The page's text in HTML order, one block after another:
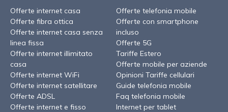
Offerte internet casa
Offerte fibra ottica
Offerte internet casa senza
linea fissa
Offerte internet illimitato
casa
Offerte internet WiFi
Offerte internet satellitare
Offerte ADSL
Offerte internet e fisso
Offerte telefonia mobile
Offerte con smartphone
incluso
Offerte 5G
Tariffe Estero
Offerte mobile per aziende
Opinioni Tariffe cellulari
Guide telefonia mobile
Faq telefonia mobile
Internet per tablet